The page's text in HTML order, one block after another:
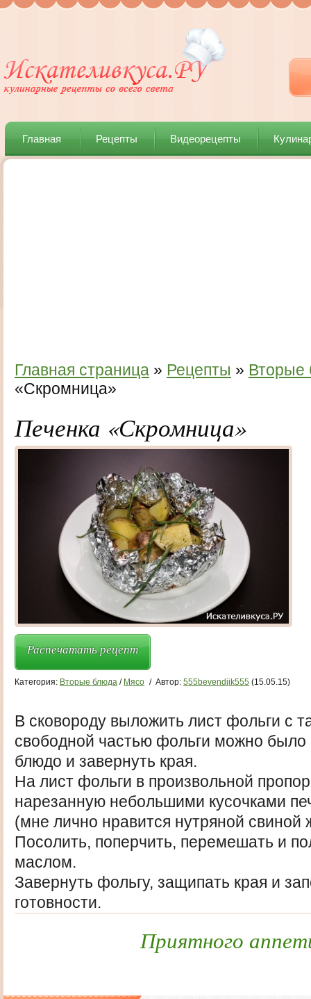
Главная Рецепты Видеорецепты
Главная страница » Рецепты » Вторые
«Скромница»
Печенка «Скромница»
Распечатать рецепт
Категория: Вторые блюда / Мясо / Автор: 555bevendjik555 (15.05.15)
В сковороду выложить лист фольги с
свободной частью фольги можно было
блюдо и завернуть края.
На лист фольги в произвольной
нарезанную небольшими кусочками
(мне лично нравится нутряной свиной
Посолить, поперчить, перемешать и
маслом.
Завернуть фольгу, защипать края и
готовности.
Приятного